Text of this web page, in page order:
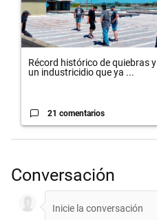
Récord histórico de quiebras y
un industricidio que ya ...
21 comentarios
Conversación